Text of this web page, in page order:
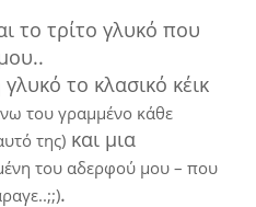
το τρίτο γλυκό που
το κλασικό κέικ
του γραμμένο κάθε
της) και μια
του αδερφού μου – που
.